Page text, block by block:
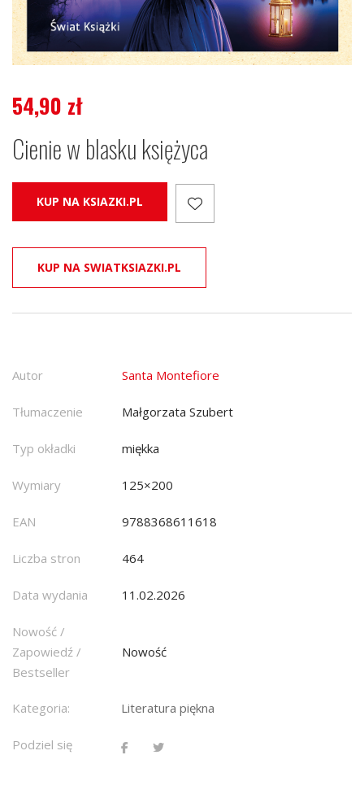
54,90 zł
Cienie w blasku księżyca
KUP NA KSIAZKI.PL
KUP NA SWIATKSIAZKI.PL
Autor Santa Montefiore
Tłumaczenie Małgorzata Szubert
Typ okładki miękka
Wymiary 125×200
EAN 9788368611618
Liczba stron 464
Data wydania 11.02.2026
Nowość /
Zapowiedź /
Bestseller
Nowość
Kategoria: Literatura piękna
Podziel się